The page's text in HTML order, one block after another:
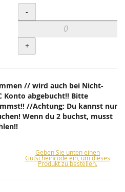
Menge
-
+
// wird auch bei Nicht-
Konto abgebucht!! Bitte
//Achtung: Du kannst nur
Wenn du 2 buchst, musst
Geben Sie unten einen
Gutscheincode ein, um dieses
Produkt zu bestellen.